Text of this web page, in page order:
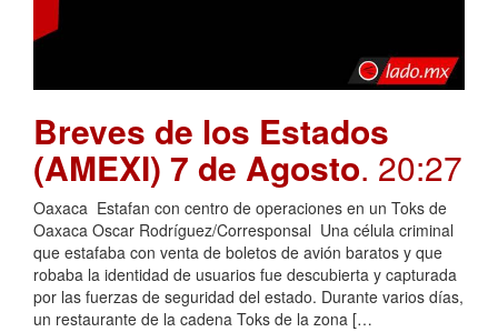
Breves de los Estados
(AMEXI) 7 de Agosto. 20:27
Oaxaca Estafan con centro de operaciones en un Toks de
Oaxaca Oscar Rodríguez/Corresponsal Una célula criminal
que estafaba con venta de boletos de avión baratos y que
robaba la identidad de usuarios fue descubierta y capturada
por las fuerzas de seguridad del estado. Durante varios días,
un restaurante de la cadena Toks de la zona […